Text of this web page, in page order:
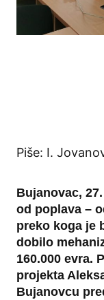
Piše: I.
Bujanovac,
od poplava –
preko koga je
dobilo
160.000 evra.
projekta
Bujanovcu